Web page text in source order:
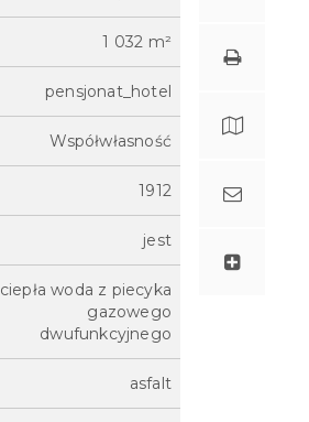
1 032 m²
pensjonat_hotel
Współwłasność
1912
jest
ciepła woda z piecyka
gazowego
dwufunkcyjnego
asfalt